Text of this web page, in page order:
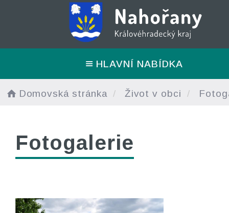
HLAVNÍ NABÍDKA
Domovská stránka Život v obci
Fotogalerie